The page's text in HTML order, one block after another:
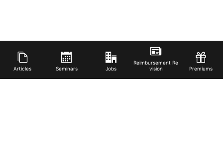
Articles Seminars Jobs
Reimbursement Re
vision
Premiums